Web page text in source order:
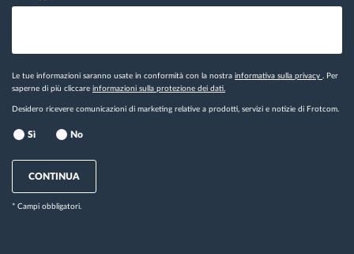
Le tue informazioni saranno usate in conformità con la nostra informativa sulla privacy
. Per
saperne di più cliccare informazioni sulla protezione dei dati.
Desidero ricevere comunicazioni di marketing relative a prodotti, servizi e notizie di Frotcom.
Sì No
CONTINUA
* Campi obbligatori.